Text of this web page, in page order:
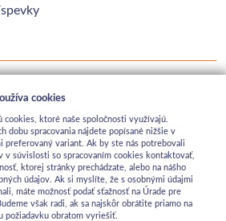
cookies
cookies, ktoré naše spoločnosti využívajú.
dobu spracovania nájdete popísané nižšie v
preferovaný variant. Ak by ste nás potrebovali
v súvislosti so spracovaním cookies kontaktovať,
ktorej stránky prechádzate, alebo na nášho
údajov. Ak si myslíte, že s osobnými údajmi
máte možnosť podať sťažnosť na Úrade pre
však radi, ak sa najskôr obrátite priamo na
požiadavku obratom vyriešiť.